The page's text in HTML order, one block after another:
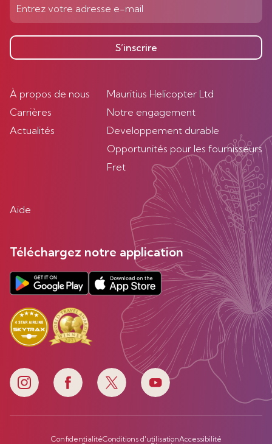
S’inscrire
À propos de nous
Carrières
Actualités
Mauritius Helicopter Ltd
Notre engagement
Developpement durable
Opportunités pour les fournisseurs
Fret
Aide
Téléchargez notre application
ConfidentialitéConditions d'utilisationAccessibilité